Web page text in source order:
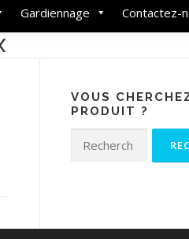
Gardiennage Contactez-
VOUS
PRODUIT ?
Rechercher :